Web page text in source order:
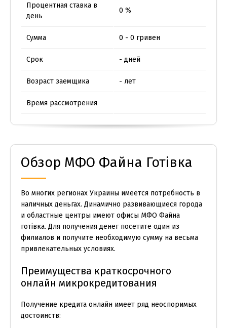
Процентная ставка в
день
0 %
Сумма 0 - 0 гривен
Срок - дней
Возраст заемщика - лет
Время рассмотрения
Обзор МФО Файна Готівка
Во многих регионах Украины имеется потребность в
наличных деньгах. Динамично развивающиеся города
и областные центры имеют офисы МФО Файна
готівка. Для получения денег посетите один из
филиалов и получите необходимую сумму на весьма
привлекательных условиях.
Преимущества краткосрочного
онлайн микрокредитования
Получение кредита онлайн имеет ряд неоспоримых
достоинств: